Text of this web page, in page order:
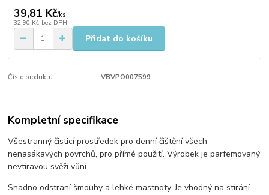
39,81 Kč/ks
32,90 Kč bez DPH
Přidat do košíku
Číslo produktu: VBVPO007599
Kompletní specifikace
Všestranný čisticí prostředek pro denní čištění všech
nenasákavých povrchů, pro přímé použití. Výrobek je parfemovaný
nevtíravou svěží vůní.
Snadno odstraní šmouhy a lehké mastnoty. Je vhodný na stírání